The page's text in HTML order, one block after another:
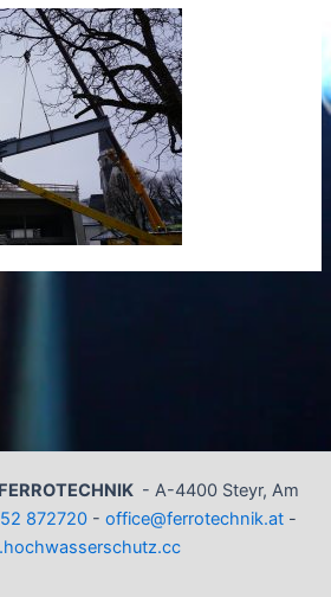
FERROTECHNIK - A-4400 Steyr, Am
872720- office@ferrotechnik.at-